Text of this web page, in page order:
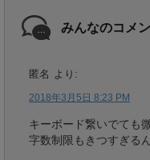
みんなのコメ
匿名 より:
2018年3月5日 8:23 PM
キーボード繋いでても
字数制限もきつすぎる